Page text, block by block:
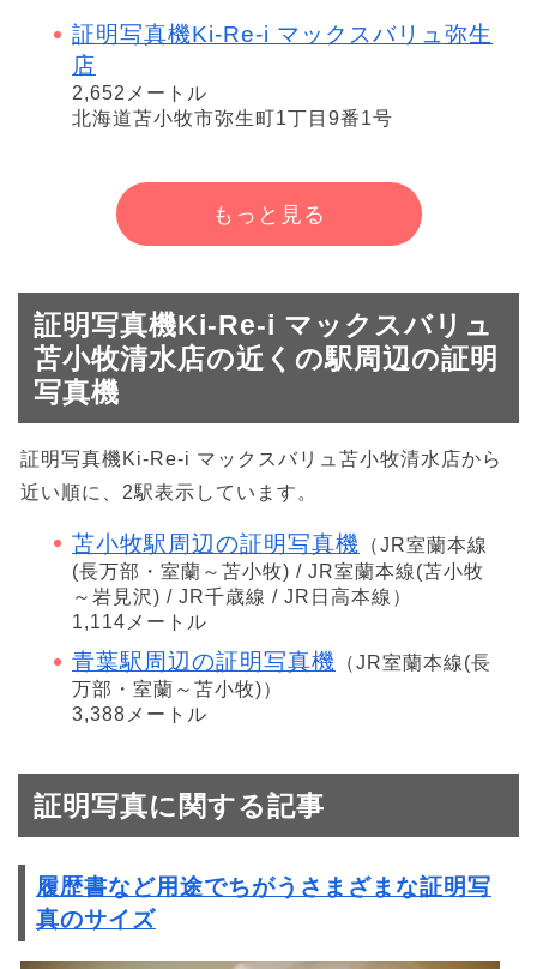
証明写真機Ki-Re-i マックスバリュ弥生
店
2,652メートル
北海道苫小牧市弥生町1丁目9番1号
もっと見る
証明写真機Ki-Re-i マックスバリュ
苫小牧清水店の近くの駅周辺の証明
写真機
証明写真機Ki-Re-i マックスバリュ苫小牧清水店から
近い順に、2駅表示しています。
苫小牧駅周辺の証明写真機
（JR室蘭本線
(長万部・室蘭～苫小牧) / JR室蘭本線(苫小牧
～岩見沢) / JR千歳線 / JR日高本線）
1,114メートル
青葉駅周辺の証明写真機
（JR室蘭本線(長
万部・室蘭～苫小牧)）
3,388メートル
証明写真に関する記事
履歴書など用途でちがうさまざまな証明写
真のサイズ